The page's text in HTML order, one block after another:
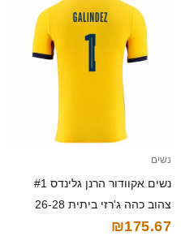
נשים
נשים אקוודור הרנן גלינדס #1
צהוב כהה ג'רזי ביתית 26-28
חולצה קצרה
₪175.67